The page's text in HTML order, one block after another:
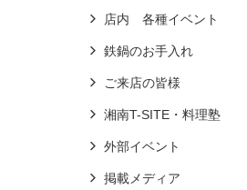
店内 各種イベント
鉄鍋のお手入れ
ご来店の皆様
湘南T-SITE・料理塾
外部イベント
掲載メディア